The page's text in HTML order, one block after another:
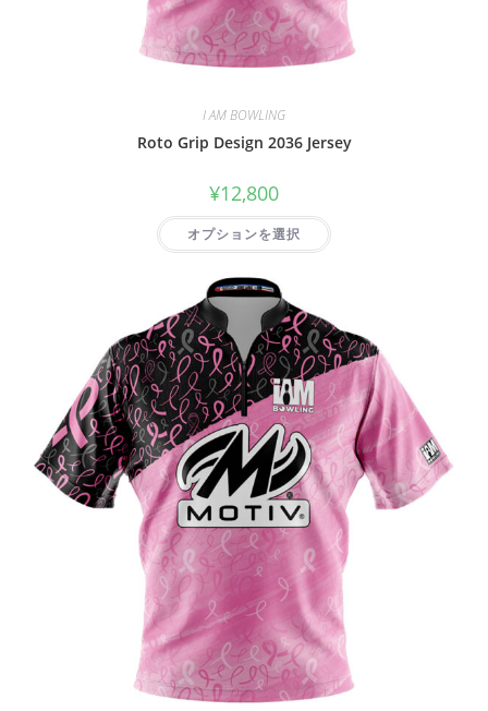
I AM BOWLING
Roto Grip Design 2036 Jersey
¥12,800
オプションを選択